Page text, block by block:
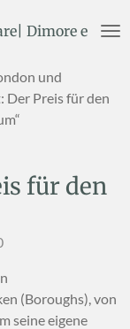
Dimore e
und
Der Preis für den
für den
(Boroughs), von
seine eigene